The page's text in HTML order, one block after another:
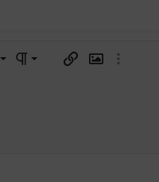
lista
vasemmalle
Paragraph formatLisää hyperlinkki
Lisää kuva